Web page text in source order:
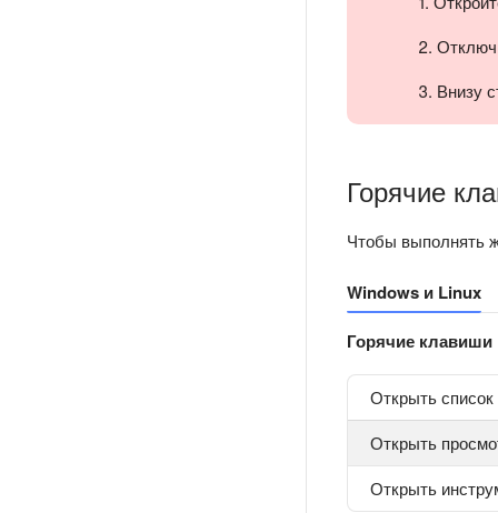
2.
3. Внизу
Горячие
Чтобы выполнять
Windows и Linux
Горячие клавиши
Открыть
Открыть
Открыть